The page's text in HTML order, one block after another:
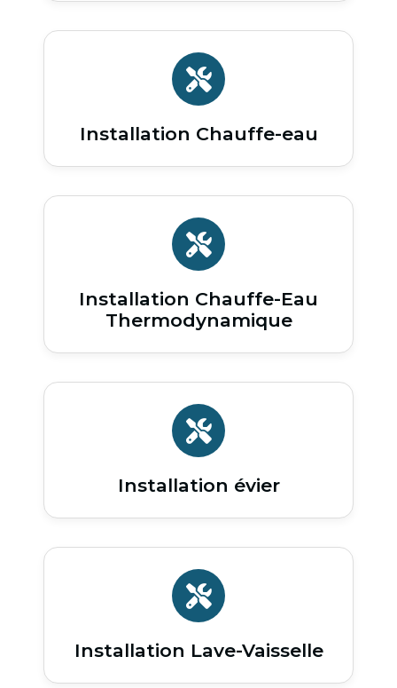
Installation Chauffe-eau
Installation Chauffe-Eau
Thermodynamique
Installation évier
Installation Lave-Vaisselle